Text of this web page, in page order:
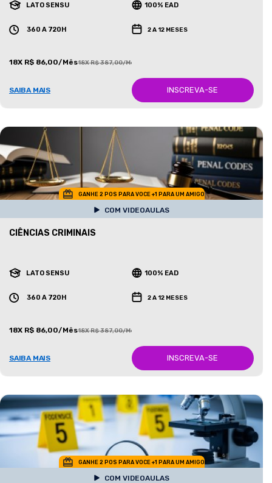
LATO SENSU 100% EAD
360 A 720H 2 A 12 MESES
18X R$ 86,00/Mês18X R$ 387,00/Mês
SAIBA MAIS INSCREVA-SE
GANHE 2 POS PARA VOCE +1 PARA UM AMIGO
COM VIDEOAULAS
CIÊNCIAS CRIMINAIS
LATO SENSU 100% EAD
360 A 720H 2 A 12 MESES
18X R$ 86,00/Mês18X R$ 387,00/Mês
SAIBA MAIS INSCREVA-SE
GANHE 2 POS PARA VOCE +1 PARA UM AMIGO
COM VIDEOAULAS